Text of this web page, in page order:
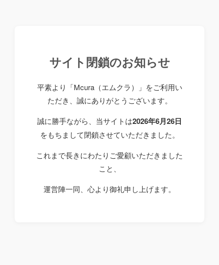
サイト閉鎖のお知らせ
平素より「Mcura（エムクラ）」をご利用い
ただき、誠にありがとうございます。
誠に勝手ながら、当サイトは2026年6月26日
をもちまして閉鎖させていただきました。
これまで長きにわたりご愛顧いただきました
こと、
運営陣一同、心より御礼申し上げます。